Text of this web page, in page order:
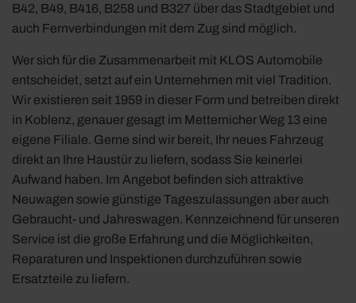
B42, B49, B416, B258 und B327 über das Stadtgebiet und
auch Fernverbindungen mit dem Zug sind möglich.
Wer sich für die Zusammenarbeit mit KLOS Automobile
entscheidet, setzt auf ein Unternehmen mit viel Tradition.
Wir existieren seit 1959 in dieser Form und betreiben direkt
in Koblenz, genauer gesagt im Metternicher Weg 13 eine
eigene Filiale. Gerne sind wir bereit, Ihr neues Fahrzeug
direkt an Ihre Haustür zu liefern, sodass Sie keinerlei
Aufwand haben. Im Angebot befinden sich attraktive
Neuwagen sowie günstige Tageszulassungen aber auch
Gebraucht- und Jahreswagen. Kennzeichnend für unseren
Service ist die große Erfahrung und die Möglichkeiten,
Reparaturen und Inspektionen durchzuführen sowie
Ersatzteile zu liefern.